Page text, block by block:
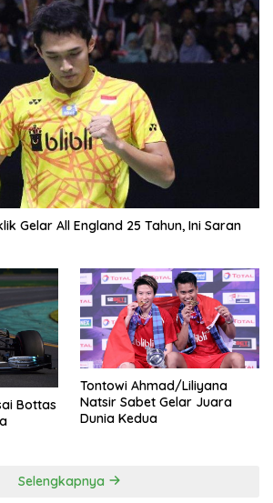
Gelar All England 25 Tahun, Ini Saran
Bottas
Tontowi Ahmad/Liliyana
Natsir Sabet Gelar Juara
Dunia Kedua
Selengkapnya